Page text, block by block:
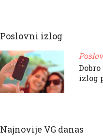
Poslovni izlog
izlog
Najnovije VG danas